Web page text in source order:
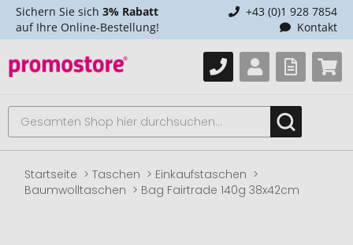
Sichern Sie sich 3% Rabatt
auf Ihre Online-Bestellung!
+43 (0)1 928 7854
Kontakt
Startseite Taschen
Einkaufstaschen
Baumwolltaschen
Bag Fairtrade 140g 38x42cm